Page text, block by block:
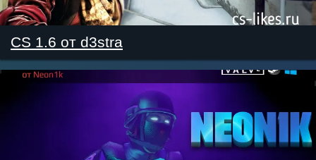
CS 1.6 от d3stra